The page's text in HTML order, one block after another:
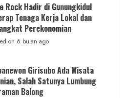
DIY
Penataan Organisasi,
Optimal
jam ago
Rock Hadir di Gunungkidul
Tenaga Kerja Lokal dan
Perekonomian
on 6 bulan ago
Girisubo Ada Wisata
Salah Satunya Lumbung
Balong